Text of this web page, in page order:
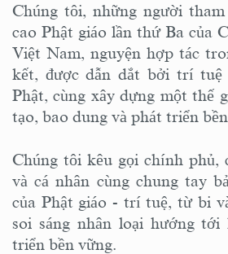
Chúng tôi, những người
cao Phật giáo lần thứ Ba của
Việt Nam, nguyện hợp tác
kết, được dẫn dắt bởi trí
Phật, cùng xây dựng một thế
tạo, bao dung và phát triển
Chúng tôi kêu gọi chính phủ,
và cá nhân cùng chung tay
của Phật giáo - trí tuệ, từ bi
soi sáng nhân loại hướng
triển bền vững.